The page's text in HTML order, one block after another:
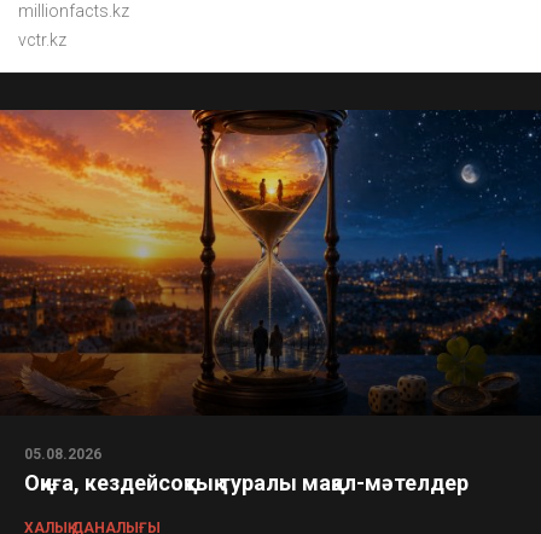
millionfacts.kz
vctr.kz
05.08.2026
Оқиға, кездейсоқтық туралы мақал-мәтелдер
ХАЛЫҚ ДАНАЛЫҒЫ